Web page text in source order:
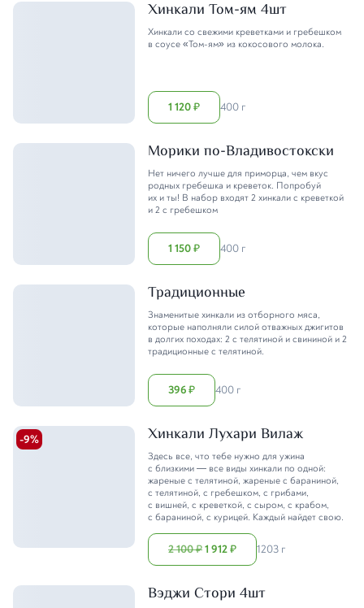
Хинкали Том-ям 4шт
Хинкали со свежими креветками и гребешком
в соусе «Том-ям» из кокосового молока.
1 120₽ 400 г
Морики по-Владивостокски
Нет ничего лучше для приморца, чем вкус
родных гребешка и креветок. Попробуй
их и ты! В набор входят 2 хинкали с креветкой
и 2 с гребешком
1 150₽ 400 г
Традиционные
Знаменитые хинкали из отборного мяса,
которые наполняли силой отважных джигитов
в долгих походах: 2 с телятиной и свининой и 2
традиционные с телятиной.
396₽ 400 г
-9% Хинкали Лухари Вилаж
Здесь все, что тебе нужно для ужина
с близкими — все виды хинкали по одной:
жареные с телятиной, жареные с бараниной,
с телятиной, с гребешком, с грибами,
с вишней, с креветкой, с сыром, с крабом,
с бараниной, с курицей. Каждый найдет свою.
2 100₽1 912₽ 1203 г
Вэджи Стори 4шт